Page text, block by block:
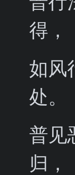
得，
如风
处。
普见
归，